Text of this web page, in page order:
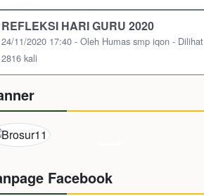
REFLEKSI HARI GURU 2020
24/11/2020 17:40 - Oleh Humas smp iqon - Dilihat
2816 kali
Facebook